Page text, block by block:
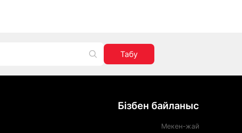
Табу
Бізбен байланыс
Мекен-жай